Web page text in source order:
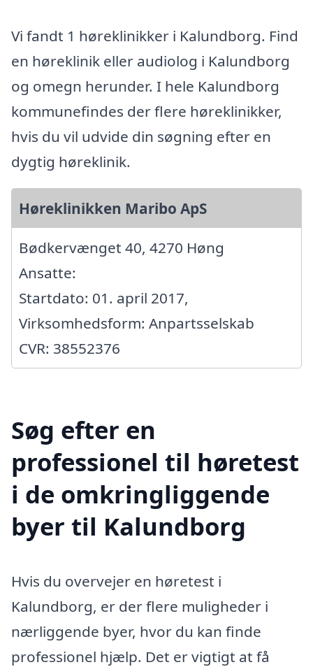
Vi fandt 1 høreklinikker i Kalundborg. Find
en høreklinik eller audiolog i Kalundborg
og omegn herunder. I hele Kalundborg
kommunefindes der flere høreklinikker,
hvis du vil udvide din søgning efter en
dygtig høreklinik.
Høreklinikken Maribo ApS
Bødkervænget 40, 4270 Høng
Ansatte:
Startdato: 01. april 2017,
Virksomhedsform: Anpartsselskab
CVR: 38552376
Søg efter en
professionel til høretest
i de omkringliggende
byer til Kalundborg
Hvis du overvejer en høretest i
Kalundborg, er der flere muligheder i
nærliggende byer, hvor du kan finde
professionel hjælp. Det er vigtigt at få